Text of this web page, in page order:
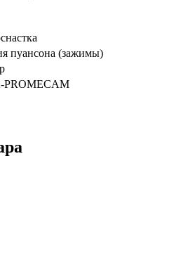
пуансона (зажимы)